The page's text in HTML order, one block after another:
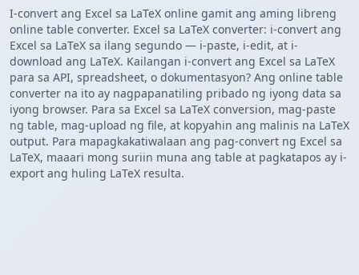
I-convert ang Excel sa LaTeX online gamit ang aming libreng
online table converter. Excel sa LaTeX converter: i-convert ang
Excel sa LaTeX sa ilang segundo — i-paste, i-edit, at i-
download ang LaTeX. Kailangan i-convert ang Excel sa LaTeX
para sa API, spreadsheet, o dokumentasyon? Ang online table
converter na ito ay nagpapanatiling pribado ng iyong data sa
iyong browser. Para sa Excel sa LaTeX conversion, mag-paste
ng table, mag-upload ng file, at kopyahin ang malinis na LaTeX
output. Para mapagkakatiwalaan ang pag-convert ng Excel sa
LaTeX, maaari mong suriin muna ang table at pagkatapos ay i-
export ang huling LaTeX resulta.